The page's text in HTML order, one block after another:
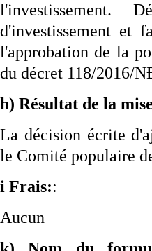
l'investissement.
d'investissement et
l'approbation de la
du décret 118/2016/
h) Résultat de la
La décision écrite
le Comité populaire
i Frais::
Aucun